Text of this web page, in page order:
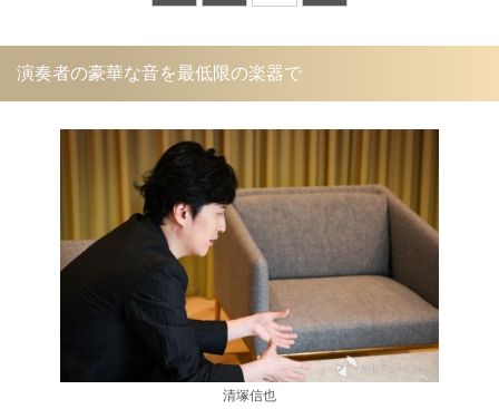
演奏者の豪華な音を最低限の楽器で
清塚信也